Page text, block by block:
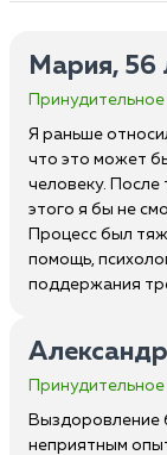
Мария, 56
Я раньше
что это может
человеку. После
этого я бы не
Процесс был
помощь,
поддержания
Выздоровление
неприятным